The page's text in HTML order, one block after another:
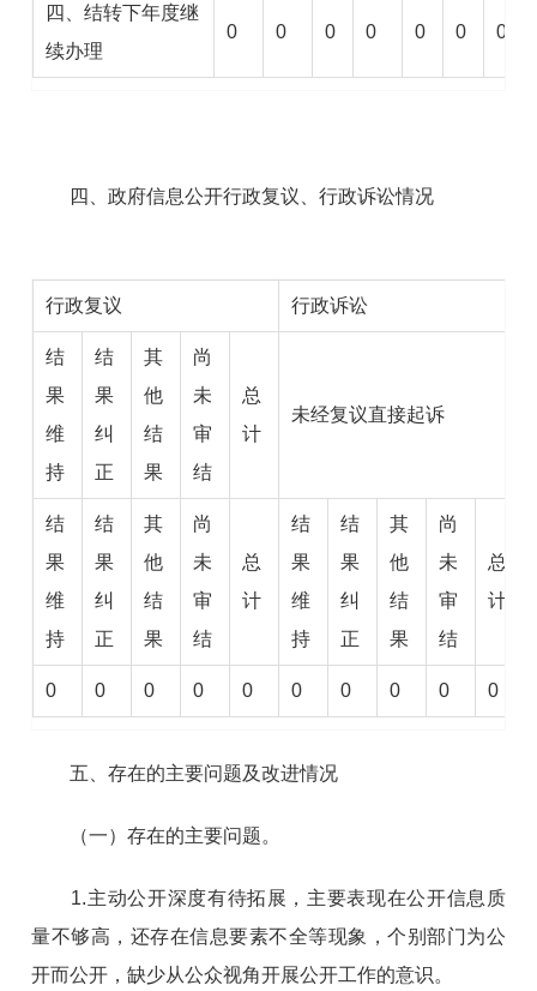
四、结转下年度继
续办理
0 0 0 0 0 0 0
四、政府信息公开行政复议、行政诉讼情况
行政复议 行政诉讼
结
果
维
持
结
果
纠
正
其
他
结
果
尚
未
审
结
总
计
未经复议直接起诉
结
果
维
持
结
果
纠
正
其
他
结
果
尚
未
审
结
总
计
结
果
维
持
结
果
纠
正
其
他
结
果
尚
未
审
结
总
计
0 0 0 0 0 0 0 0 0 0
五、存在的主要问题及改进情况
（一）存在的主要问题。
1.主动公开深度有待拓展，主要表现在公开信息质
量不够高，还存在信息要素不全等现象，个别部门为公
开而公开，缺少从公众视角开展公开工作的意识。